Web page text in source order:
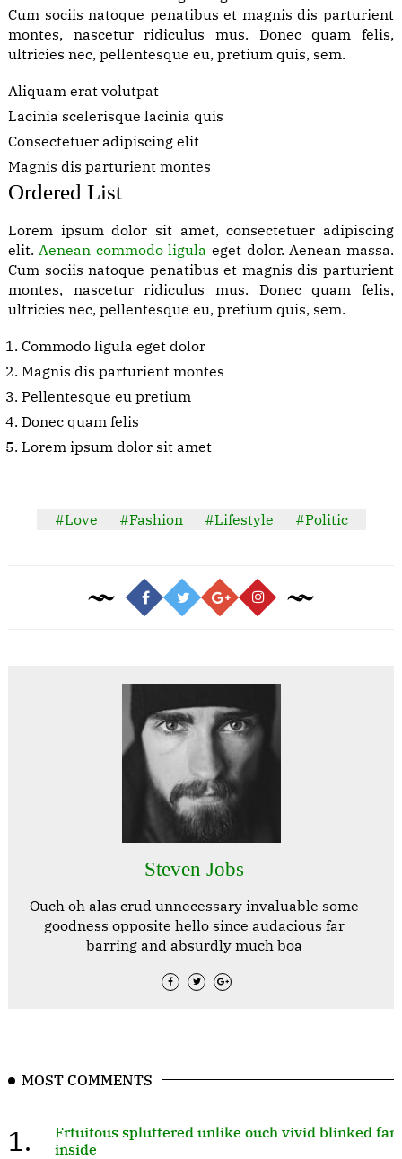
Cum sociis natoque penatibus et magnis dis parturient
montes, nascetur ridiculus mus. Donec quam felis,
ultricies nec, pellentesque eu, pretium quis, sem.
Aliquam erat volutpat
Lacinia scelerisque lacinia quis
Consectetuer adipiscing elit
Magnis dis parturient montes
Ordered List
Lorem ipsum dolor sit amet, consectetuer adipiscing
elit. Aenean commodo ligula eget dolor. Aenean massa.
Cum sociis natoque penatibus et magnis dis parturient
montes, nascetur ridiculus mus. Donec quam felis,
ultricies nec, pellentesque eu, pretium quis, sem.
Commodo ligula eget dolor
Magnis dis parturient montes
Pellentesque eu pretium
Donec quam felis
Lorem ipsum dolor sit amet
#Love #Fashion #Lifestyle #Politic
Steven Jobs
Ouch oh alas crud unnecessary invaluable some
goodness opposite hello since audacious far
barring and absurdly much boa
MOST COMMENTS
1.
Frtuitous spluttered unlike ouch vivid blinked far
inside